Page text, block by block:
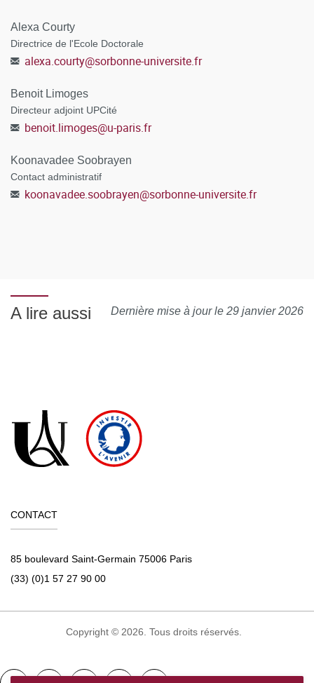
Alexa Courty
Directrice de l'Ecole Doctorale
alexa.courty@sorbonne-universite.fr
Benoit Limoges
Directeur adjoint UPCité
benoit.limoges@u-paris.fr
Koonavadee Soobrayen
Contact administratif
koonavadee.soobrayen@sorbonne-universite.fr
Dernière mise à jour le 29 janvier 2026
A lire aussi
CONTACT
85 boulevard Saint-Germain 75006 Paris
(33) (0)1 57 27 90 00
Copyright © 2026. Tous droits réservés.